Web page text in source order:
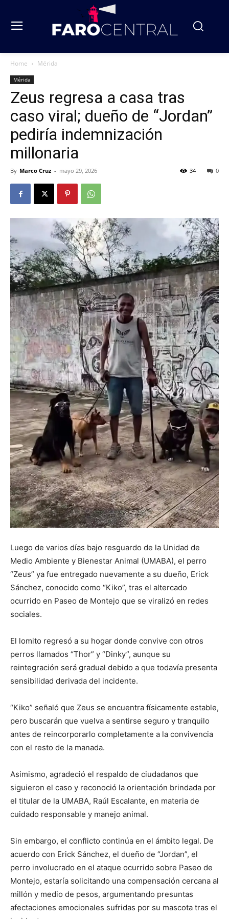
Home Mérida
Mérida
Zeus regresa a casa tras
caso viral; dueño de “Jordan”
pediría indemnización
millonaria
By Marco Cruz - mayo 29, 2026 0
34
Luego de varios días bajo resguardo de la Unidad de
Medio Ambiente y Bienestar Animal (UMABA), el perro
“Zeus” ya fue entregado nuevamente a su dueño, Erick
Sánchez, conocido como “Kiko”, tras el altercado
ocurrido en Paseo de Montejo que se viralizó en redes
sociales.
El lomito regresó a su hogar donde convive con otros
perros llamados “Thor” y “Dinky”, aunque su
reintegración será gradual debido a que todavía presenta
sensibilidad derivada del incidente.
“Kiko” señaló que Zeus se encuentra físicamente estable,
pero buscarán que vuelva a sentirse seguro y tranquilo
antes de reincorporarlo completamente a la convivencia
con el resto de la manada.
Asimismo, agradeció el respaldo de ciudadanos que
siguieron el caso y reconoció la orientación brindada por
el titular de la UMABA, Raúl Escalante, en materia de
cuidado responsable y manejo animal.
Sin embargo, el conflicto continúa en el ámbito legal. De
acuerdo con Erick Sánchez, el dueño de “Jordan”, el
perro involucrado en el ataque ocurrido sobre Paseo de
Montejo, estaría solicitando una compensación cercana al
millón y medio de pesos, argumentando presuntas
afectaciones emocionales sufridas por su mascota tras el